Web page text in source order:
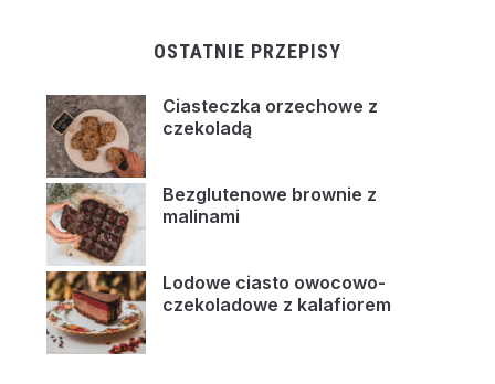
OSTATNIE PRZEPISY
Ciasteczka orzechowe z
czekoladą
Bezglutenowe brownie z
malinami
Lodowe ciasto owocowo-
czekoladowe z kalafiorem